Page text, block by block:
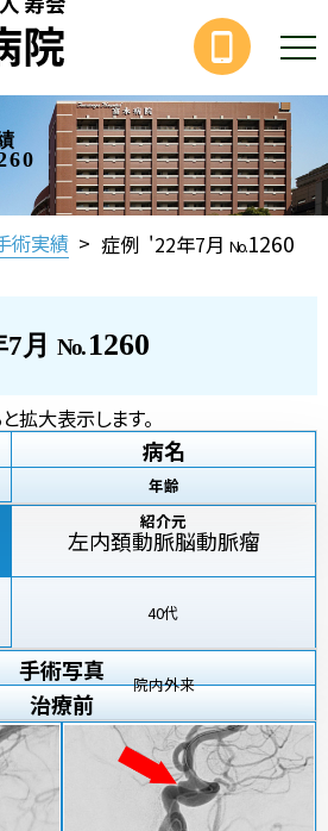
術実績 > 症例 '22年7月 No.1260
月 No.1260
拡大表示します。
病名
年齢
紹介元
左内頚動脈脳動脈瘤
40代
院内外来
手術写真
治療前